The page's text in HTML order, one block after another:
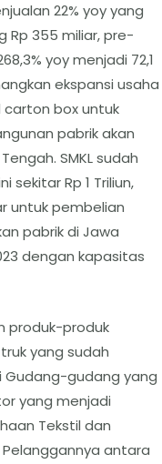
22% yoy yang
Rp 355 miliar, pre-
yoy menjadi 72,1
ekspansi usaha
carton box untuk
pabrik akan
SMKL sudah
sekitar Rp 1 Triliun,
untuk pembelian
pabrik di Jawa
dengan kapasitas
produk-produk
yang sudah
Gudang-gudang yang
yang menjadi
Tekstil dan
Pelanggannya antara